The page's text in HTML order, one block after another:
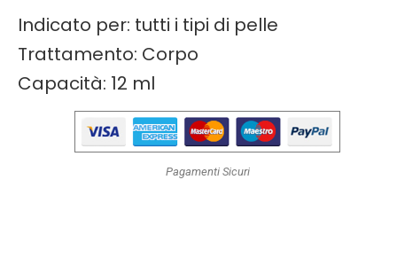
Indicato per: tutti i tipi di pelle
Trattamento: Corpo
Capacità: 12 ml
Pagamenti Sicuri